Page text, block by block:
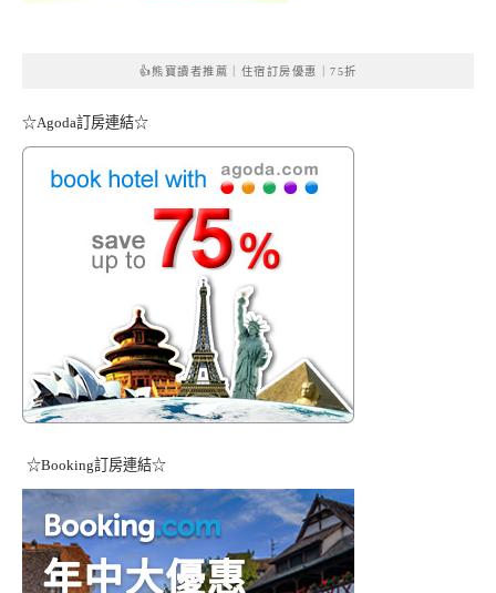
👍熊寶讀者推薦｜住宿訂房優惠｜75折
☆Agoda訂房連結☆
☆Booking訂房連結☆